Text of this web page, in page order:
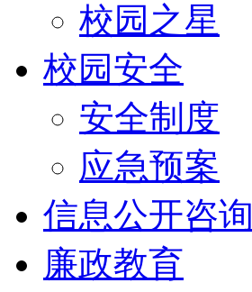
校园之星
校园安全
安全制度
应急预案
信息公开咨询
廉政教育